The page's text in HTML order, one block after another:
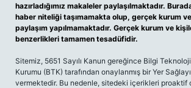
hazırladığımız makaleler paylaşılmaktadır.
haber niteliği taşımamakta olup, gerçek kurum
paylaşım yapılmamaktadır. Gerçek kurum ve
benzerlikleri tamamen tesadüfidir.
Sitemiz, 5651 Sayılı Kanun gereğince Bilgi
Kurumu (BTK) tarafından onaylanmış bir Yer
vermektedir. Bu nedenle, sitedeki içerikleri proaktif